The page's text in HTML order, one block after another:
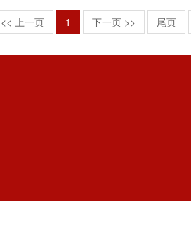
<< 上一页 1 下一页 >> 尾页